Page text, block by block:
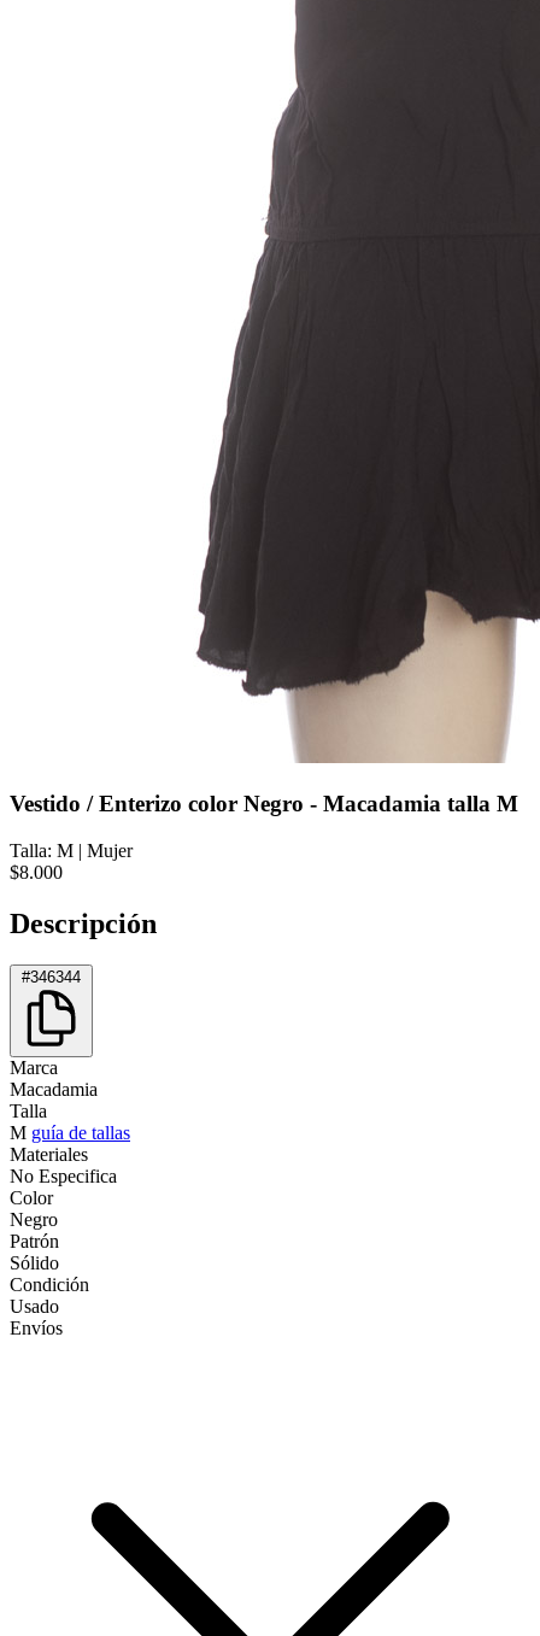
Vestido / Enterizo color Negro - Macadamia talla M
Talla: M | Mujer
$8.000
Descripción
#346344
Marca
Macadamia
Talla
M guía de tallas
Materiales
No Especifica
Color
Negro
Patrón
Sólido
Condición
Usado
Envíos